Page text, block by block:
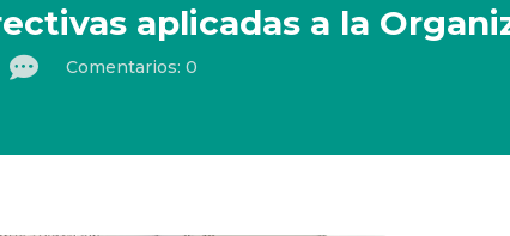
aplicadas a la
 Comentarios: 0